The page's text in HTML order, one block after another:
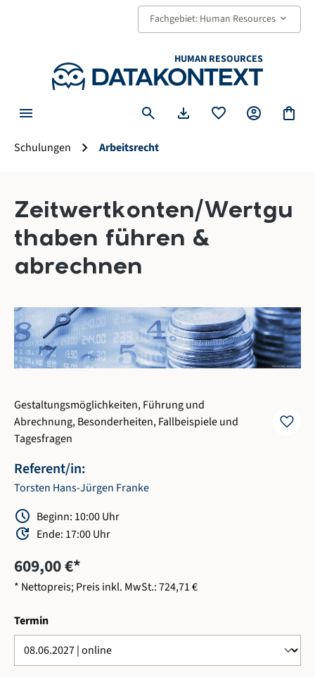
Fachgebiet: Human Resources keyboard_arrow_down
HUMAN RESOURCES
menu search download favorite account_circle shopping_bag
Schulungen chevron_right Arbeitsrecht
Zeitwertkonten/Wertgu
thaben führen &
abrechnen
Gestaltungsmöglichkeiten, Führung und
Abrechnung, Besonderheiten, Fallbeispiele und
Tagesfragen
favorite
Referent/in:
Torsten Hans-Jürgen Franke
Schedule Beginn: 10:00 Uhr
Update Ende: 17:00 Uhr
609,00 €*
* Nettopreis; Preis inkl. MwSt.: 724,71 €
Terminauswählen